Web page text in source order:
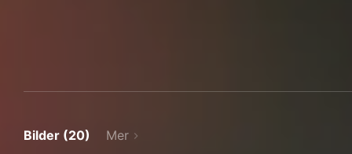
Bilder (20) Mer